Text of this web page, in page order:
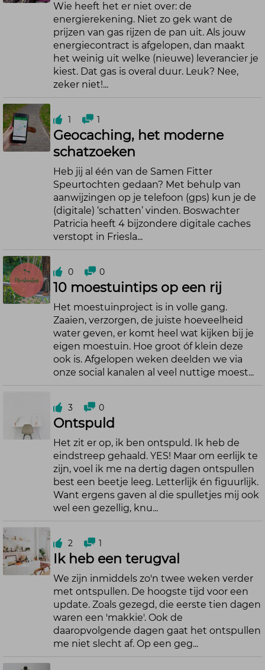
Wie heeft het er niet over: de
energierekening. Niet zo gek want de
prijzen van gas rijzen de pan uit. Als jouw
energiecontract is afgelopen, dan maakt
het weinig uit welke (nieuwe) leverancier je
kiest. Dat gas is overal duur. Leuk? Nee,
zeker niet!...
1 1
Geocaching, het moderne
schatzoeken
Heb jij al één van de Samen Fitter
Speurtochten gedaan? Met behulp van
aanwijzingen op je telefoon (gps) kun je de
(digitale) ‘schatten’ vinden. Boswachter
Patricia heeft 4 bijzondere digitale caches
verstopt in Friesla...
0 0
10 moestuintips op een rij
Het moestuinproject is in volle gang.
Zaaien, verzorgen, de juiste hoeveelheid
water geven, er komt heel wat kijken bij je
eigen moestuin. Hoe groot óf klein deze
ook is. Afgelopen weken deelden we via
onze social kanalen al veel nuttige moest...
3 0
Ontspuld
Het zit er op, ik ben ontspuld. Ik heb de
eindstreep gehaald. YES! Maar om eerlijk te
zijn, voel ik me na dertig dagen ontspullen
best een beetje leeg. Letterlijk én figuurlijk.
Want ergens gaven al die spulletjes mij ook
wel een gezellig, knu...
2 1
Ik heb een terugval
We zijn inmiddels zo'n twee weken verder
met ontspullen. De hoogste tijd voor een
update. Zoals gezegd, die eerste tien dagen
waren een 'makkie'. Ook de
daaropvolgende dagen gaat het ontspullen
me niet slecht af. Op een geg...